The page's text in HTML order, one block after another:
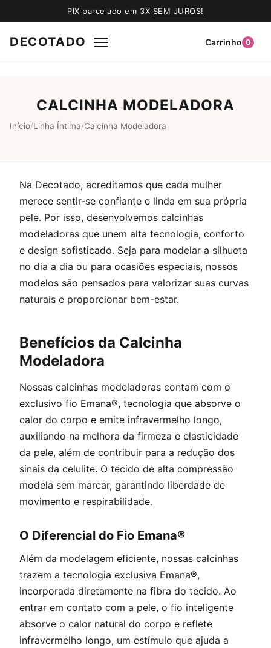
PIX parcelado em 3X SEM JUROS!
DECOTADO Carrinho 0
CALCINHA MODELADORA
Início/Linha Íntima/Calcinha Modeladora
Na Decotado, acreditamos que cada mulher
merece sentir-se confiante e linda em sua própria
pele. Por isso, desenvolvemos calcinhas
modeladoras que unem alta tecnologia, conforto
e design sofisticado. Seja para modelar a silhueta
no dia a dia ou para ocasiões especiais, nossos
modelos são pensados para valorizar suas curvas
naturais e proporcionar bem-estar.
Benefícios da Calcinha
Modeladora
Nossas calcinhas modeladoras contam com o
exclusivo fio Emana®, tecnologia que absorve o
calor do corpo e emite infravermelho longo,
auxiliando na melhora da firmeza e elasticidade
da pele, além de contribuir para a redução dos
sinais da celulite. O tecido de alta compressão
modela sem marcar, garantindo liberdade de
movimento e respirabilidade.
O Diferencial do Fio Emana®
Além da modelagem eficiente, nossas calcinhas
trazem a tecnologia exclusiva Emana®,
incorporada diretamente na fibra do tecido. Ao
entrar em contato com a pele, o fio inteligente
absorve o calor natural do corpo e reflete
infravermelho longo, um estímulo que ajuda a